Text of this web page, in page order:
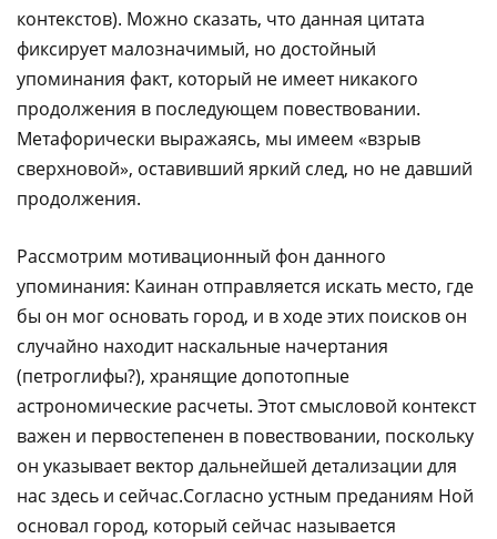
контекстов). Можно сказать, что данная цитата
фиксирует малозначимый, но достойный
упоминания факт, который не имеет никакого
продолжения в последующем повествовании.
Метафорически выражаясь, мы имеем «взрыв
сверхновой», оставивший яркий след, но не давший
продолжения.
Рассмотрим мотивационный фон данного
упоминания: Каинан отправляется искать место, где
бы он мог основать город, и в ходе этих поисков он
случайно находит наскальные начертания
(петроглифы?), хранящие допотопные
астрономические расчеты. Этот смысловой контекст
важен и первостепенен в повествовании, поскольку
он указывает вектор дальнейшей детализации для
нас здесь и сейчас.Согласно устным преданиям Ной
основал город, который сейчас называется